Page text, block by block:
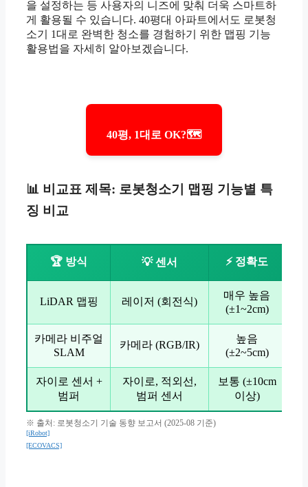
을 설정하는 등 사용자의 니즈에 맞춰 더욱 스마트하
게 활용될 수 있습니다. 40평대 아파트에서도 로봇청
소기 1대로 완벽한 청소를 경험하기 위한 맵핑 기능
활용법을 자세히 알아보겠습니다.
40평, 1대로 OK?🗺️
📊 비교표 제목: 로봇청소기 맵핑 기능별 특
징 비교
🏆 방식 💡 센서 ⚡ 정확도
LiDAR 맵핑 레이저 (회전식)
매우 높음
(±1~2cm)
카메라 비주얼
SLAM
카메라 (RGB/IR)
높음
(±2~5cm)
자이로 센서 +
범퍼
자이로, 적외선,
범퍼 센서
보통 (±10cm
이상)
※ 출처: 로봇청소기 기술 동향 보고서 (2025-08 기준)
[iRobot]
[ECOVACS]